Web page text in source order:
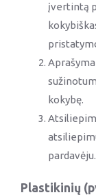
įvertintą
kokybę.
pardavėju.
Plastikinių